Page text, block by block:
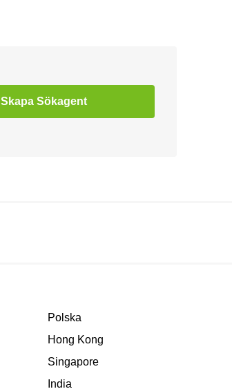
Skapa Sökagent
Polska
Hong Kong
Singapore
India